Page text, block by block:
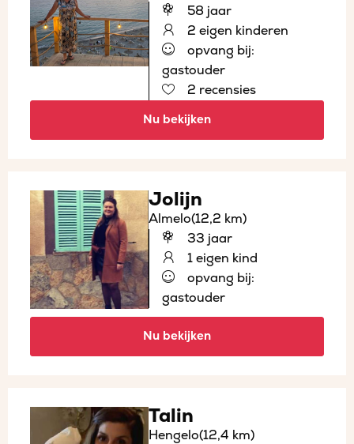
58 jaar
2 eigen kinderen
opvang bij:
gastouder
2 recensies
Nu bekijken
Jolijn
Almelo(12,2 km)
33 jaar
1 eigen kind
opvang bij:
gastouder
Nu bekijken
Talin
Hengelo(12,4 km)